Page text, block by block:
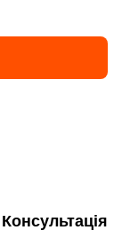
Консультація